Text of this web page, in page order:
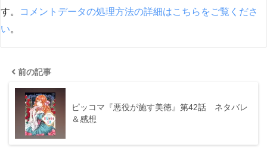
す。
コメントデータの処理方法の詳細はこちらをご覧くださ
い。
前の記事
ピッコマ『悪役が施す美徳』第42話 ネタバレ
＆感想